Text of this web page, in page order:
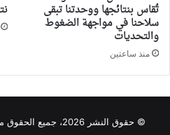
تُقاس بنتائجها ووحدتنا تبقى
سلاحنا في مواجهة الضغوط
والتحديات
منذ ساعتين
© حقوق النشر 2026، جميع الحقوق محفوظة |